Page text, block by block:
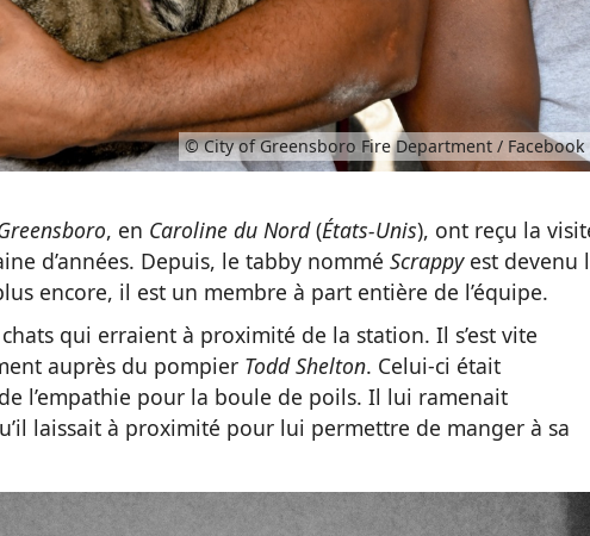
© City of Greensboro Fire Department / Facebook
, en Caroline du Nord(États-Unis), ont reçu la
d’années. Depuis, le tabby nommé Scrappy est devenu
encore, il est un membre à part entière de l’équipe.
qui erraient à proximité de la station. Il s’est vite
auprès du pompier Todd Shelton. Celui-ci était
l’empathie pour la boule de poils. Il lui ramenait
laissait à proximité pour lui permettre de manger à sa